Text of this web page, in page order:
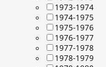
1973-1974
1974-1975
1975-1976
1976-1977
1977-1978
1978-1979